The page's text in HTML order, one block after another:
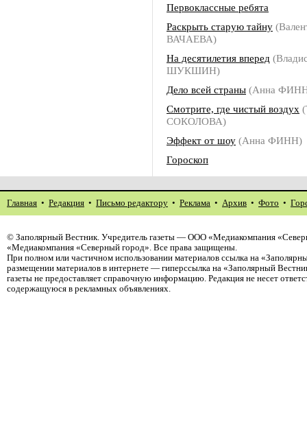
Первоклассные ребята
Раскрыть старую тайну
ВАЧАЕВА)
На десятилетия вперед
ШУКШИН)
Дело всей страны (Анна
Смотрите, где чистый воздух
СОКОЛОВА)
Эффект от шоу (Анна ФИНН)
Гороскоп
Главная • Редакция • Письмо редактору • Реклама • Архив • Фото •
© Заполярный Вестник. Учредитель газеты — ООО «Медиакомпания
«Медиакомпания «Северный город». Все права защищены.
При полном или частичном использовании материалов ссылка на
размещении материалов в интернете — гиперссылка на «Заполярный
газеты не предоставляет справочную информацию. Редакция не несет
содержащуюся в рекламных объявлениях.